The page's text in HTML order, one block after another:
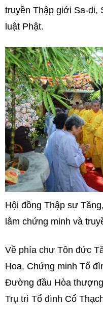
truyền Thập giới Sa-di,
luật Phật.
Hội đồng Thập sư
lâm chứng minh và
Về phía chư Tôn đức
Hoa, Chứng minh Tổ
Đường đầu Hòa
Trụ trì Tổ đình Cổ